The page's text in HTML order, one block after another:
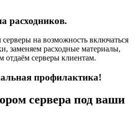
расходников.
на возможность включаться
заменяем расходные материалы,
отдаём серверы клиентам.
профилактика!
сервера под ваши